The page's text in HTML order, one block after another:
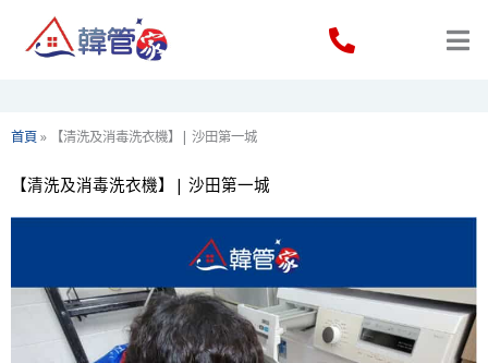
首頁» 【清洗及消毒洗衣機】| 沙田第一城
【清洗及消毒洗衣機】| 沙田第一城